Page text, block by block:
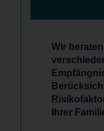
Wir
Ihrer